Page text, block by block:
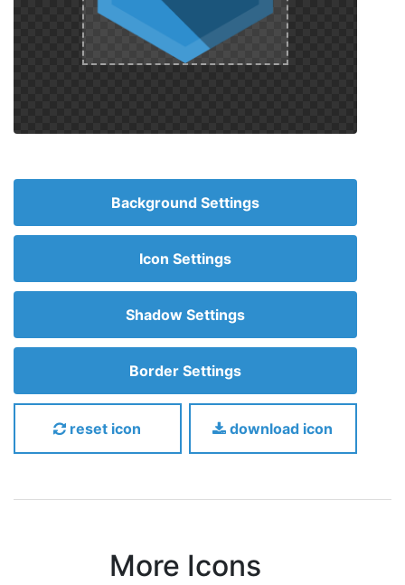
Background Settings
Icon Settings
Shadow Settings
Border Settings
reset icon download icon
More Icons